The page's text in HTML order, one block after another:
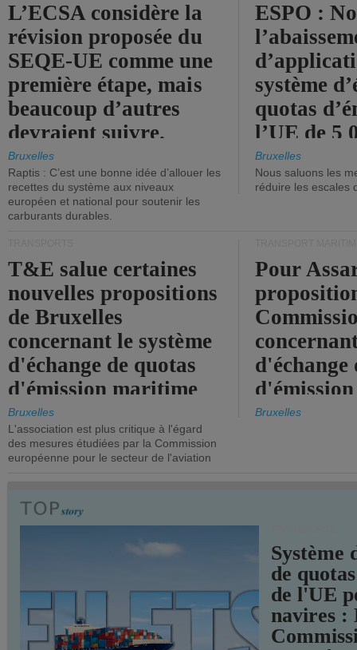
L’ECSA considère la
révision proposée du
SEQE-UE comme une
première étape, mais
beaucoup d’autres
devraient suivre.
Bruxelles
Raptis : C’est une bonne idée d’allouer les
recettes du système aux niveaux
européen et national pour soutenir les
carburants durables.
ESPO :
système
quotas
l’UE de 5
tonneaux
brute.
Bruxelles
Nous saluons les
réduire les escales
T&E salue certaines
nouvelles propositions
de Bruxelles
concernant le système
d'échange de quotas
d'émission maritime
de l'UE.
Bruxelles
L'association est plus critique à l'égard
des mesures étudiées par la Commission
européenne pour le secteur de l'aviation
Pour
d'échange
timide,
Bruxelles
Système
de
de l'UE
navires :